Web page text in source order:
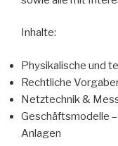
Inhalte:
Physikalische und
Rechtliche
Netztechnik &
Geschäftsmodelle
Anlagen